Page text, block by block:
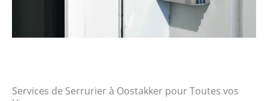
Services de Serrurier à Oostakker pour Toutes vos